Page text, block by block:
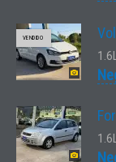
VENDIDO